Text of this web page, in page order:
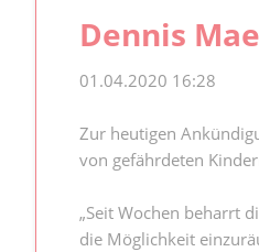
Familienpolitischer
Meine Anfragen
Dennis
01.04.2020 16:28
Zur heutigen
von gefährdeten
„Seit Wochen beharrt
die Möglichkeit